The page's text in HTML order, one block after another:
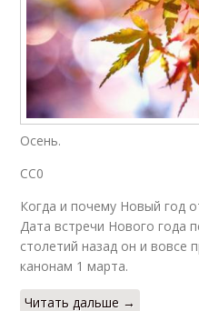
Осень.
СС0
Когда и почему Новый год
Дата встречи Нового года
столетий назад он и вовсе
канонам 1 марта.
Читать дальше →